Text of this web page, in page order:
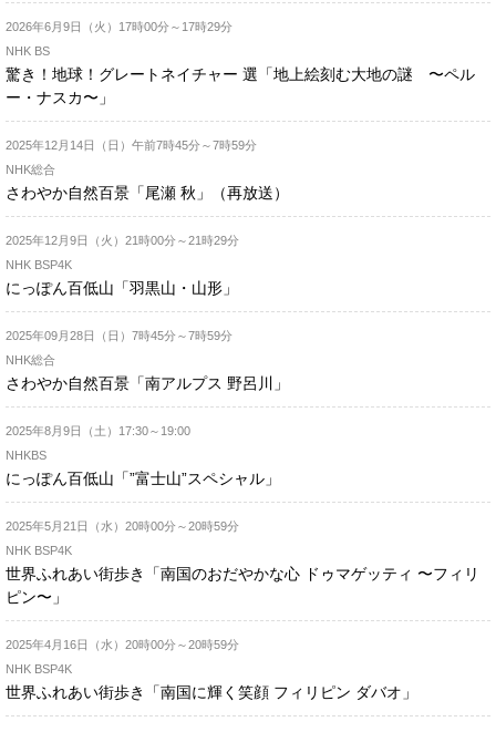
2026年6月9日（火）17時00分～17時29分
NHK BS
驚き！地球！グレートネイチャー 選「地上絵刻む大地の謎 〜ペル
ー・ナスカ〜」
2025年12月14日（日）午前7時45分～7時59分
NHK総合
さわやか自然百景「尾瀬 秋」（再放送）
2025年12月9日（火）21時00分～21時29分
NHK BSP4K
にっぽん百低山「羽黒山・山形」
2025年09月28日（日）7時45分～7時59分
NHK総合
さわやか自然百景「南アルプス 野呂川」
2025年8月9日（土）17:30～19:00
NHKBS
にっぽん百低山「”富士山”スペシャル」
2025年5月21日（水）20時00分～20時59分
NHK BSP4K
世界ふれあい街歩き「南国のおだやかな心 ドゥマゲッティ 〜フィリ
ピン〜」
2025年4月16日（水）20時00分～20時59分
NHK BSP4K
世界ふれあい街歩き「南国に輝く笑顔 フィリピン ダバオ」